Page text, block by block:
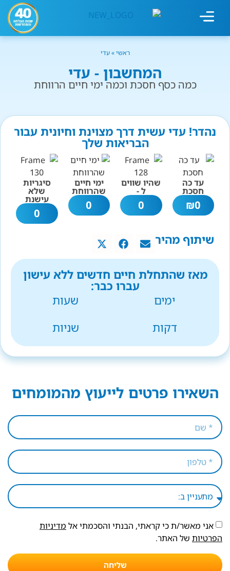
ראשי»עדי
המחשבון - עדי
כמה כסף חסכת וכמה ימי חיים הרווחת
נהדר! עדי עשית דרך מצוינת וחיונית עבור
הבריאות שלך
עד כה
חסכת
0
₪
שהיו שווים
ל -
0
ימי חיים
שהרווחת
0
סיגריות
שלא
עישנת
0
שיתוף מהיר
מאז שהתחלת חיים חדשים ללא עישון
עברו כבר:
ימים
שעות
דקות
שניות
השאירו פרטים לייעוץ מהמומחים
אני מאשר/ת כי קראתי, הבנתי והסכמתי אל מדיניות
הפרטיות של האתר.
שליחה